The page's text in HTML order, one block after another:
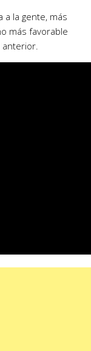
a la gente, más
más favorable
anterior.